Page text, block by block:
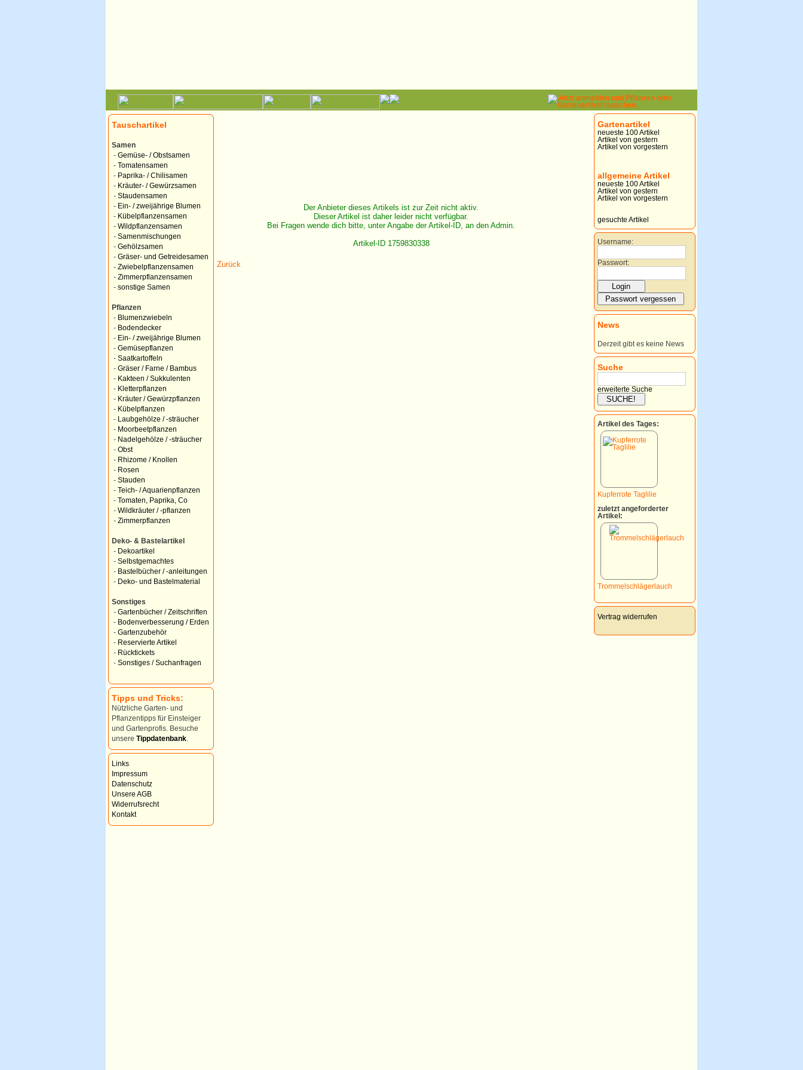
Tauschartikel
Samen
- Gemüse- / Obstsamen
- Tomatensamen
- Paprika- / Chilisamen
- Kräuter- / Gewürzsamen
- Staudensamen
- Ein- / zweijährige Blumen
- Kübelpflanzensamen
- Wildpflanzensamen
- Samenmischungen
- Gehölzsamen
- Gräser- und Getreidesamen
- Zwiebelpflanzensamen
- Zimmerpflanzensamen
- sonstige Samen
Pflanzen
- Blumenzwiebeln
- Bodendecker
- Ein- / zweijährige Blumen
- Gemüsepflanzen
- Saatkartoffeln
- Gräser / Farne / Bambus
- Kakteen / Sukkulenten
- Kletterpflanzen
- Kräuter / Gewürzpflanzen
- Kübelpflanzen
-
Laubgehölze / -sträucher
- Moorbeetpflanzen
- Nadelgehölze / -sträucher
- Obst
- Rhizome / Knollen
- Rosen
- Stauden
- Teich- / Aquarienpflanzen
- Tomaten, Paprika, Co
- Wildkräuter / -pflanzen
- Zimmerpflanzen
Deko- & Bastelartikel
- Dekoartikel
- Selbstgemachtes
- Bastelbücher / -anleitungen
- Deko- und Bastelmaterial
Sonstiges
- Gartenbücher / Zeitschriften
- Bodenverbesserung / Erden
- Gartenzubehör
- Reservierte Artikel
- Rücktickets
- Sonstiges / Suchanfragen
Tipps und Tricks:
Nützliche Garten- und
Pflanzentipps für Einsteiger
und Gartenprofis. Besuche
unsere Tippdatenbank
Links
Impressum
Datenschutz
Unsere AGB
Widerrufsrecht
Kontakt
Der Anbieter dieses Artikels ist zur Zeit nicht aktiv.
Dieser Artikel ist daher leider nicht verfügbar.
Bei Fragen wende dich bitte, unter Angabe der Artikel-ID, an den Admin.
Artikel-ID 1759830338
Zurück
Gartenartikel
neueste 100 Artikel
Artikel von gestern
Artikel von vorgestern
allgemeine Artikel
neueste 100 Artikel
Artikel von gestern
Artikel von vorgestern
gesuchte Artikel
Username:
Passwort:
News
Derzeit gibt es keine News
Suche
erweiterte Suche
Artikel des Tages:
Kupferrote Taglilie
zuletzt angeforderter
Artikel:
Trommelschlägerlauch
Vertrag widerrufen